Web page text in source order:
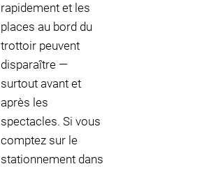
rapidement et les
places au bord du
trottoir peuvent
disparaître —
surtout avant et
après les
spectacles. Si vous
comptez sur le
stationnement dans